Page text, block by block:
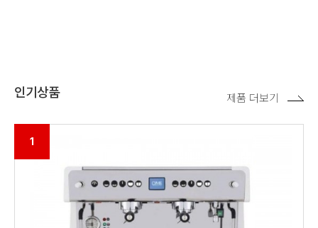
인기상품
1
제품 더보기